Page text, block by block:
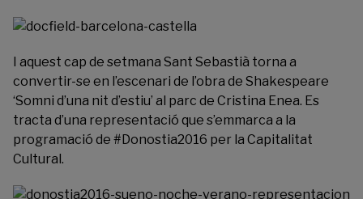
I aquest cap de setmana Sant Sebastià torna a
convertir-se en l’escenari de l’obra de Shakespeare
‘Somni d’una nit d’estiu’ al parc de Cristina Enea. Es
tracta d’una representació que s’emmarca a la
programació de #Donostia2016 per la Capitalitat
Cultural.